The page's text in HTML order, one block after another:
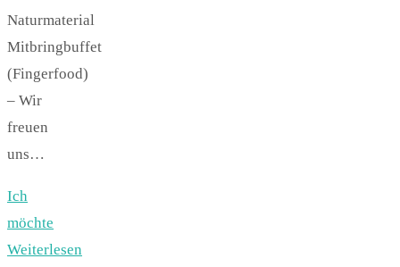
Naturmaterial
Mitbringbuffet
(Fingerfood)
– Wir
freuen
uns…
Ich
möchte
Weiterlesen